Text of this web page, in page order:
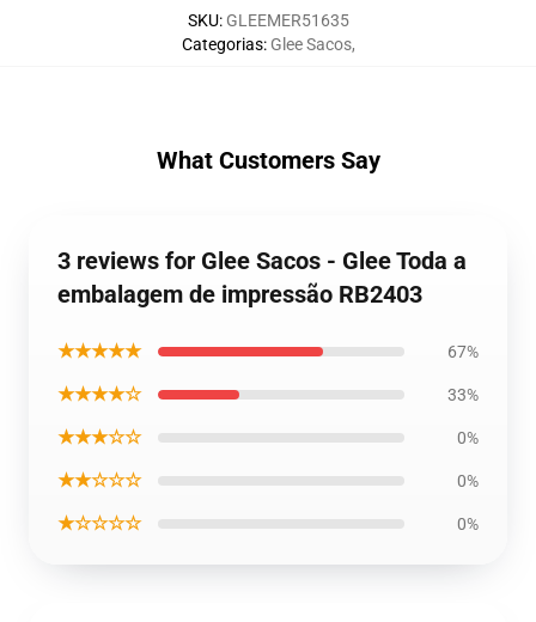
SKU: GLEEMER51635
Categorias: Glee Sacos,
What Customers Say
3 reviews for Glee Sacos - Glee Toda a
embalagem de impressão RB2403
★★★★★ 67%
★★★★☆ 33%
★★★☆☆ 0%
★★☆☆☆ 0%
★☆☆☆☆ 0%